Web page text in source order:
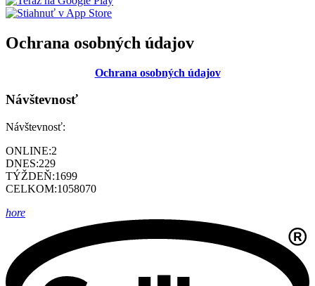
Ochrana osobných údajov
Ochrana osobných údajov
Návštevnosť
Návštevnosť:
ONLINE:2
DNES:229
TÝŽDEŇ:1699
CELKOM:1058070
hore